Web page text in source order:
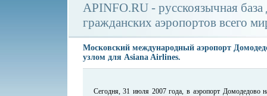
APINFO.RU - русскоязычная
гражданских аэропортов всего
Московский международный аэропорт
узлом для Asiana Airlines.
Сегодня, 31 июля 2007 года, в аэропорт Домодедово